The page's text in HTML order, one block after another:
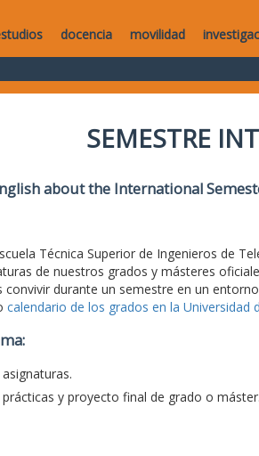
docencia movilidad
SEMESTRE
about the International
Técnica Superior de Ingenieros de
de nuestros grados y másteres
durante un semestre en un
calendario de los grados en la Universidad
y proyecto final de grado o máster.